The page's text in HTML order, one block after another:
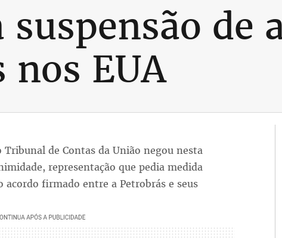
suspensão de
nos EUA
de Contas da União negou nesta
representação que pedia medida
acordo firmado entre a Petrobrás e seus